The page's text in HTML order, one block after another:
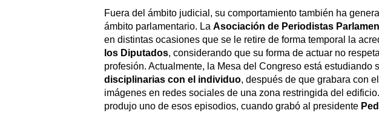
Fuera del ámbito judicial, su comportamiento también ha
ámbito parlamentario. La Asociación de Periodistas
en distintas ocasiones que se le retire de forma temporal la
los Diputados, considerando que su forma de actuar no
profesión. Actualmente, la Mesa del Congreso está estudiando
disciplinarias con el individuo, después de que grabara con
imágenes en redes sociales de una zona restringida del
produjo uno de esos episodios, cuando grabó al presidente